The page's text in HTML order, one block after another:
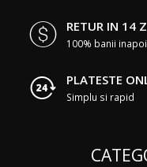
RETUR IN 14
100% banii
PLATESTE
Simplu si rapid